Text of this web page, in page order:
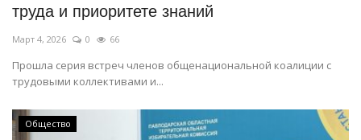
труда и приоритете знаний
Март 4, 2026 0 66
Прошла серия встреч членов общенациональной коалиции с
трудовыми коллективами и...
Общество